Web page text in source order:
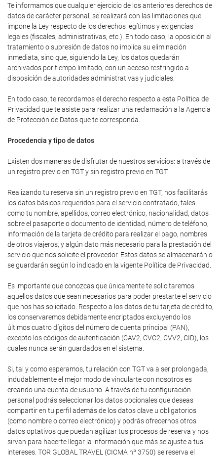
Te informamos que cualquier ejercicio de los anteriores derechos de
datos de carácter personal, se realizará con las limitaciones que
impone la Ley respecto de los derechos legítimos y exigencias
legales (fiscales, administrativas, etc.). En todo caso, la oposición al
tratamiento o supresión de datos no implica su eliminación
inmediata, sino que, siguiendo la Ley, los datos quedarán
archivados por tiempo limitado, con un acceso restringido a
disposición de autoridades administrativas y judiciales.
En todo caso, te recordamos el derecho respecto a esta Política de
Privacidad que te asiste para realizar una reclamación a la Agencia
de Protección de Datos que te corresponda.
Procedencia y tipo de datos
Existen dos maneras de disfrutar de nuestros servicios: a través de
un registro previo en TGT y sin registro previo en TGT.
Realizando tu reserva sin un registro previo en TGT, nos facilitarás
los datos básicos requeridos para el servicio contratado, tales
como tu nombre, apellidos, correo electrónico, nacionalidad, datos
sobre el pasaporte o documento de identidad, número de teléfono,
información de la tarjeta de crédito para realizar el pago, nombres
de otros viajeros, y algún dato más necesario para la prestación del
servicio que nos solicite el proveedor. Estos datos se almacenarán o
se guardarán según lo indicado en la vigente Política de Privacidad.
Es importante que conozcas que únicamente te solicitaremos
aquellos datos que sean necesarios para poder prestarte el servicio
que nos has solicitado. Respecto a los datos de tu tarjeta de crédito,
los conservaremos debidamente encriptados excluyendo los
últimos cuatro dígitos del número de cuenta principal (PAN),
excepto los códigos de autenticación (CAV2, CVC2, CVV2, CID), los
cuales nunca serán guardados en el sistema.
Si, tal y como esperamos, tu relación con TGT va a ser prolongada,
indudablemente el mejor modo de vincularte con nosotros es
creando una cuenta de usuario. A través de tu configuración
personal podrás seleccionar los datos opcionales que deseas
compartir en tu perfil además de los datos clave u obligatorios
(como nombre o correo electrónico) y podrás ofrecernos otros
datos optativos que puedan agilizar tus procesos de reserva y nos
sirvan para hacerte llegar la información que más se ajuste a tus
intereses. TOR GLOBAL TRAVEL (CICMA nº 3750) se reserva el